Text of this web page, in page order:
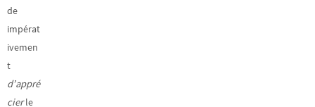
de
impérat
ivemen
t
d’appré
cierle